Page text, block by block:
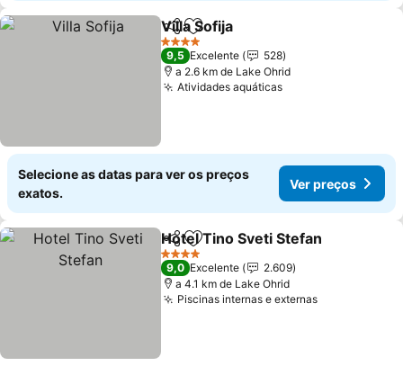
PartilharAdicionar aos favoritos
Villa Sofija
4 Estrelas
9,5 Excelente
528
a 2.6 km de Lake Ohrid
Atividades aquáticasVer preços
Selecione as datas para ver os preços
exatos.
Ver preços
PartilharAdicionar aos favoritos
Hotel Tino Sveti Stefan
4 Estrelas
9,0 Excelente
2.609
a 4.1 km de Lake Ohrid
Piscinas internas e externasVer preços